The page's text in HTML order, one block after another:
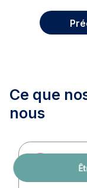
Ce que
nous
Rovy
04/08/